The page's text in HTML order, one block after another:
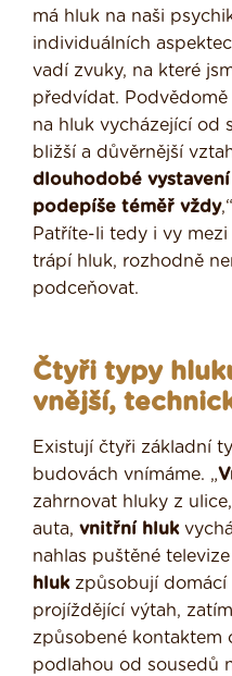
má hluk na naši
individuálních
vadí zvuky, na které
předvídat.
na hluk vycházející od
bližší a důvěrnější
dlouhodobé vystavení
podepíše téměř vždy
Patříte-li tedy i vy
trápí hluk, rozhodně
podceňovat.
Čtyři typy
vnější,
Existují čtyři základní
budovách vnímáme. „
zahrnovat hluky z
auta, vnitřní hluk
nahlas puštěné
hlukzpůsobují domácí
projíždějící výtah,
způsobené kontaktem
podlahou od sousedů